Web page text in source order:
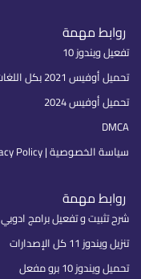
روابط مهمة
تفعيل ويندوز 10
تحميل أوفيس 2021 بكل اللغات
تحميل أوفيس 2024
DMCA
سياسة الخصوصية | Privacy Policy
روابط مهمة
شرح تثبيت و تفعيل برامج ادوبي 2026
تنزيل ويندوز 11 كل الإصدارات
تحميل ويندوز 10 برو مفعل